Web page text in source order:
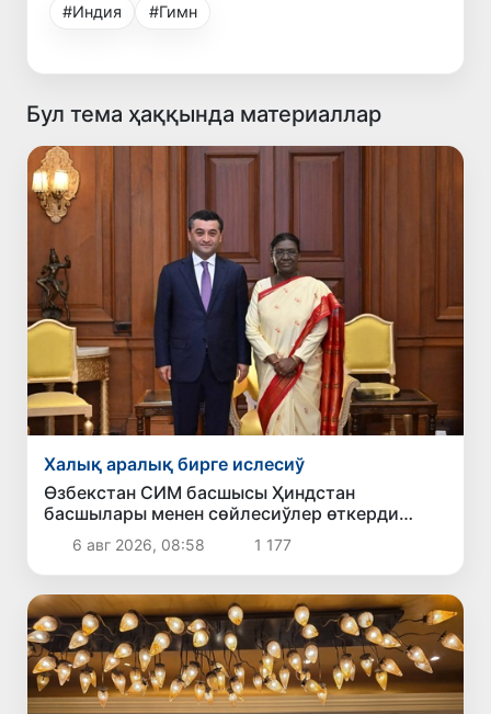
#Индия #Гимн
Бул тема ҳаққында материаллар
Халық аралық бирге ислесиў
Өзбекстан СИМ басшысы Ҳиндстан
басшылары менен сөйлесиўлер өткерди
Өзбекстан-Ҳиндстан бизнес форумында
қатнасты
6 авг 2026, 08:58 1 177